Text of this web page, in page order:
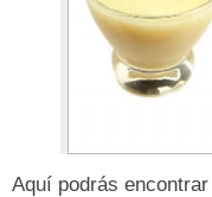
Aquí podrás